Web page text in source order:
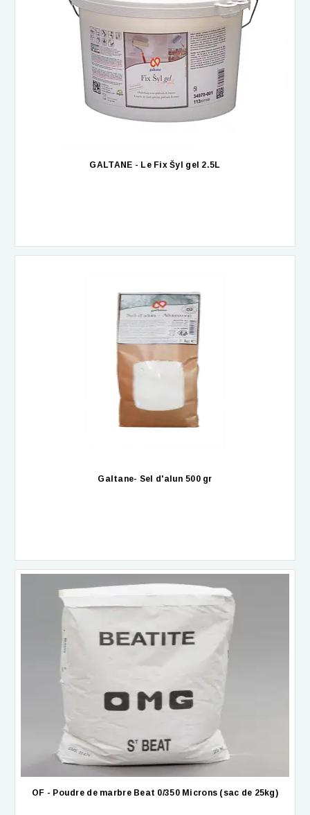
GALTANE - Le Fix Šyl gel 2.5L
Galtane- Sel d'alun 500 gr
OF - Poudre de marbre Beat 0/350 Microns (sac de 25kg)